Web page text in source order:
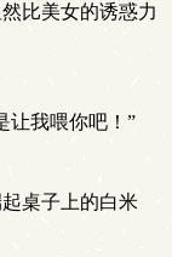
比美女的诱惑力
让我喂你吧！”
桌子上的白米